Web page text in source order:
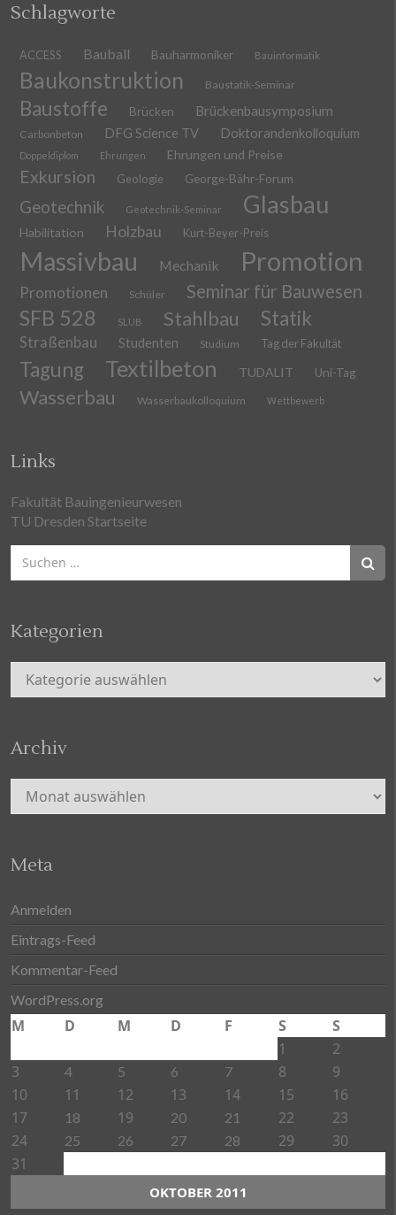
Schlagworte
ACCESS Bauball Bauharmoniker Bauinformatik
Baukonstruktion Baustatik-Seminar
Baustoffe Brücken Brückenbausymposium
Carbonbeton DFG Science TV Doktorandenkolloquium
Doppeldiplom Ehrungen Ehrungen und Preise
Exkursion Geologie George-Bähr-Forum
Geotechnik Geotechnik-Seminar Glasbau
Habilitation Holzbau Kurt-Beyer-Preis
Massivbau Mechanik Promotion
Promotionen Schüler Seminar für Bauwesen
SFB 528 SLUB Stahlbau Statik
Straßenbau Studenten Studium Tag der Fakultät
Tagung Textilbeton TUDALIT Uni-Tag
Wasserbau Wasserbaukolloquium Wettbewerb
Links
Fakultät Bauingenieurwesen
TU Dresden Startseite
Suchen
nach:
Kategorien
Kategorien
Archiv
Archiv
Meta
Anmelden
Eintrags-Feed
Kommentar-Feed
WordPress.org
OKTOBER 2011
M D M D F S
S
1
2
3
4 5 6 7 8
9
10
11 12 13 14 15
16
17
18 19 20 21 22
23
24
25 26 27 28 29
30
31